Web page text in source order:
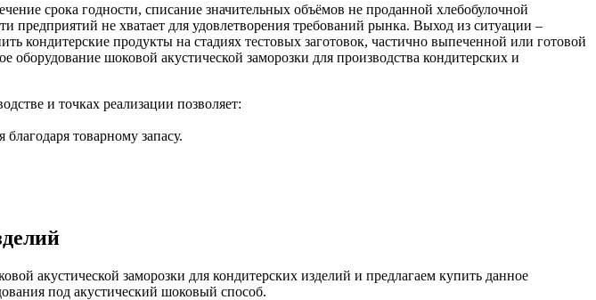
срока годности, списание значительных объёмов не проданной хлебобулочной
не хватает для удовлетворения требований рынка. Выход из ситуации –
кондитерские продукты на стадиях тестовых заготовок, частично выпеченной или готовой
шоковой акустической заморозки для производства кондитерских и
и точках реализации позволяет:
товарному запасу.
акустической заморозки для кондитерских изделий и предлагаем купить данное
под акустический шоковый способ.